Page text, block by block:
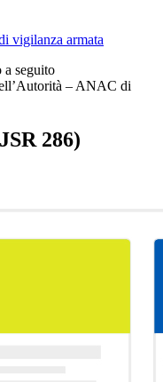
vigilanza armata
a seguito
– ANAC di
286)